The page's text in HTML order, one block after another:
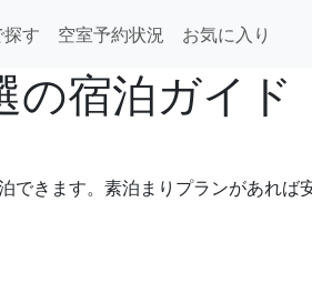
す 空室予約状況 お気に入り
の宿泊ガイド
きます。素泊まりプランがあれば